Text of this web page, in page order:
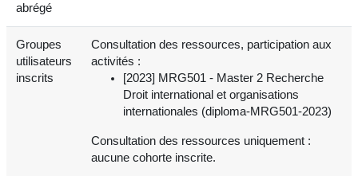
abrégé
Groupes
utilisateurs
inscrits
Consultation des ressources, participation aux
activités :
[2023] MRG501 - Master 2 Recherche
Droit international et organisations
internationales (diploma-MRG501-2023)
Consultation des ressources uniquement :
aucune cohorte inscrite.